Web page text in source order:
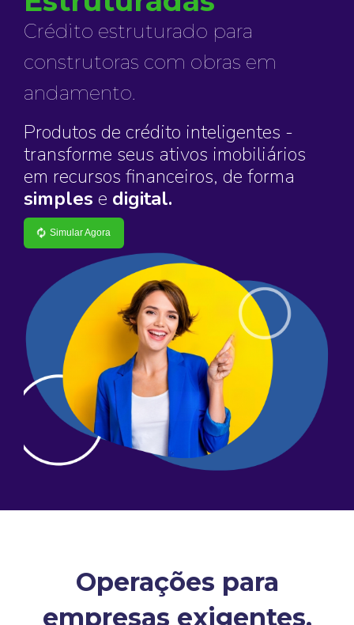
Crédito estruturado para
construtoras com obras em
andamento.
Produtos de crédito inteligentes -
transforme seus ativos imobiliários
em recursos financeiros, de forma
simples e digital.
Simular Agora
Operações para
empresas exigentes,